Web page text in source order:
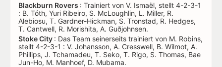
Blackburn Rovers : Trainiert von V. Ismaël, stellt 4-2-3-1
: B. Tóth, Yuri Ribeiro, S. McLoughlin, L. Miller, R.
Alebiosu, T. Gardner-Hickman, S. Tronstad, R. Hedges,
T. Cantwell, R. Morishita, A. Guðjohnsen.
Stoke City : Das Team seinerseits trainiert von M. Robins,
stellt 4-2-3-1 : V. Johansson, A. Cresswell, B. Wilmot, A.
Phillips, J. Tchamadeu, T. Seko, T. Rigo, S. Thomas, Bae
Jun-Ho, M. Manhoef, D. Mubama.